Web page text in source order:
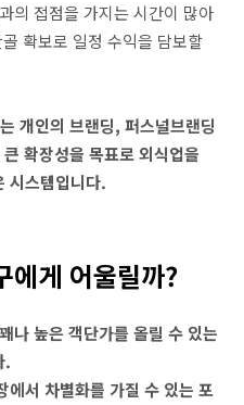
의 접점을 가지는 시간이 많아
확보로 일정 수익을 담보할
개인의 브랜딩, 퍼스널브랜딩
확장성을 목표로 외식업을
시스템입니다.
에게 어울릴까?
나 높은 객단가를 올릴 수 있는
.
에서 차별화를 가질 수 있는 포